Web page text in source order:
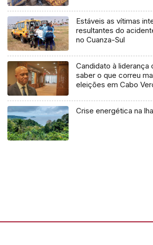
Estáveis as vítimas
resultantes do
no Cuanza-Sul
Candidato à liderança
saber o que correu
eleições em Cabo
Crise energética na